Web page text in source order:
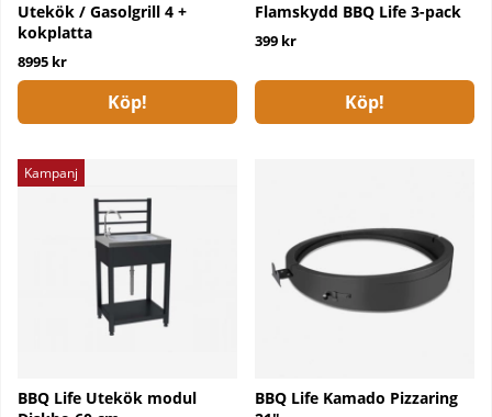
Utekök / Gasolgrill 4 +
kokplatta
8995 kr
Köp!
Flamskydd BBQ Life 3-pack
399 kr
Köp!
Kampanj
BBQ Life Utekök modul
BBQ Life Kamado Pizzaring